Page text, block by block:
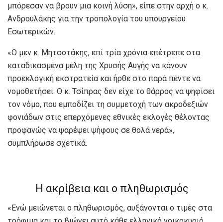
μπόρεσαν να βρουν μια κοινή λύση», είπε στην αρχή ο κ.
Ανδρουλάκης για την τροπολογία του υπουργείου
Εσωτερικών.
«Ο μεν κ. Μητσοτάκης, επί τρία χρόνια επέτρεπε στα
καταδικασμένα μέλη της Χρυσής Αυγής να κάνουν
προεκλογική εκστρατεία και ήρθε στο παρά πέντε να
νομοθετήσει. Ο κ. Τσίπρας δεν είχε το θάρρος να ψηφίσει
τον νόμο, που εμποδίζει τη συμμετοχή των ακροδεξιών
φονιάδων στις επερχόμενες εθνικές εκλογές θέλοντας
προφανώς να ψαρέψει ψήφους σε θολά νερά»,
συμπλήρωσε σχετικά.
Η ακρίβεια και ο πληθωρισμός
«Ενώ μειώνεται ο πληθωρισμός, αυξάνονται ο τιμές στα